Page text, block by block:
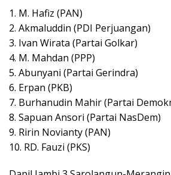
1. M. Hafiz (PAN)
2. Akmaluddin (PDI Perjuangan)
3. Ivan Wirata (Partai Golkar)
4. M. Mahdan (PPP)
5. Abunyani (Partai Gerindra)
6. Erpan (PKB)
7. Burhanudin Mahir (Partai
8. Sapuan Ansori (Partai NasDem)
9. Ririn Novianty (PAN)
10. RD. Fauzi (PKS)